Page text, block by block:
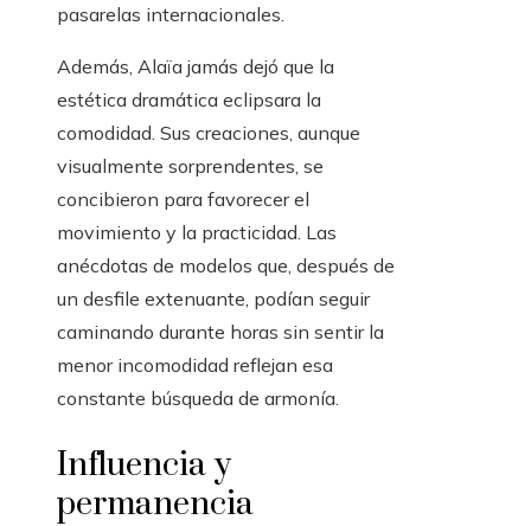
pasarelas internacionales.
Además, Alaïa jamás dejó que la
estética dramática eclipsara la
comodidad. Sus creaciones, aunque
visualmente sorprendentes, se
concibieron para favorecer el
movimiento y la practicidad. Las
anécdotas de modelos que, después de
un desfile extenuante, podían seguir
caminando durante horas sin sentir la
menor incomodidad reflejan esa
constante búsqueda de armonía.
Influencia y
permanencia